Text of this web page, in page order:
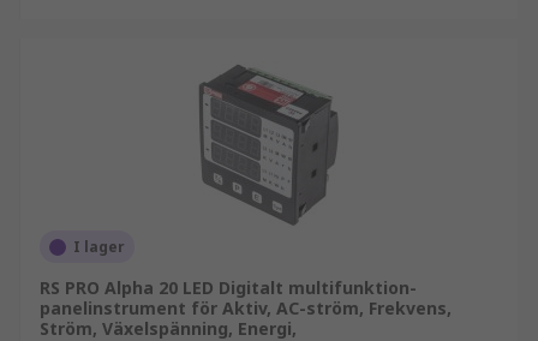
I lager
RS PRO Alpha 20 LED Digitalt multifunktion-
panelinstrument för Aktiv, AC-ström, Frekvens,
Ström, Växelspänning, Energi,